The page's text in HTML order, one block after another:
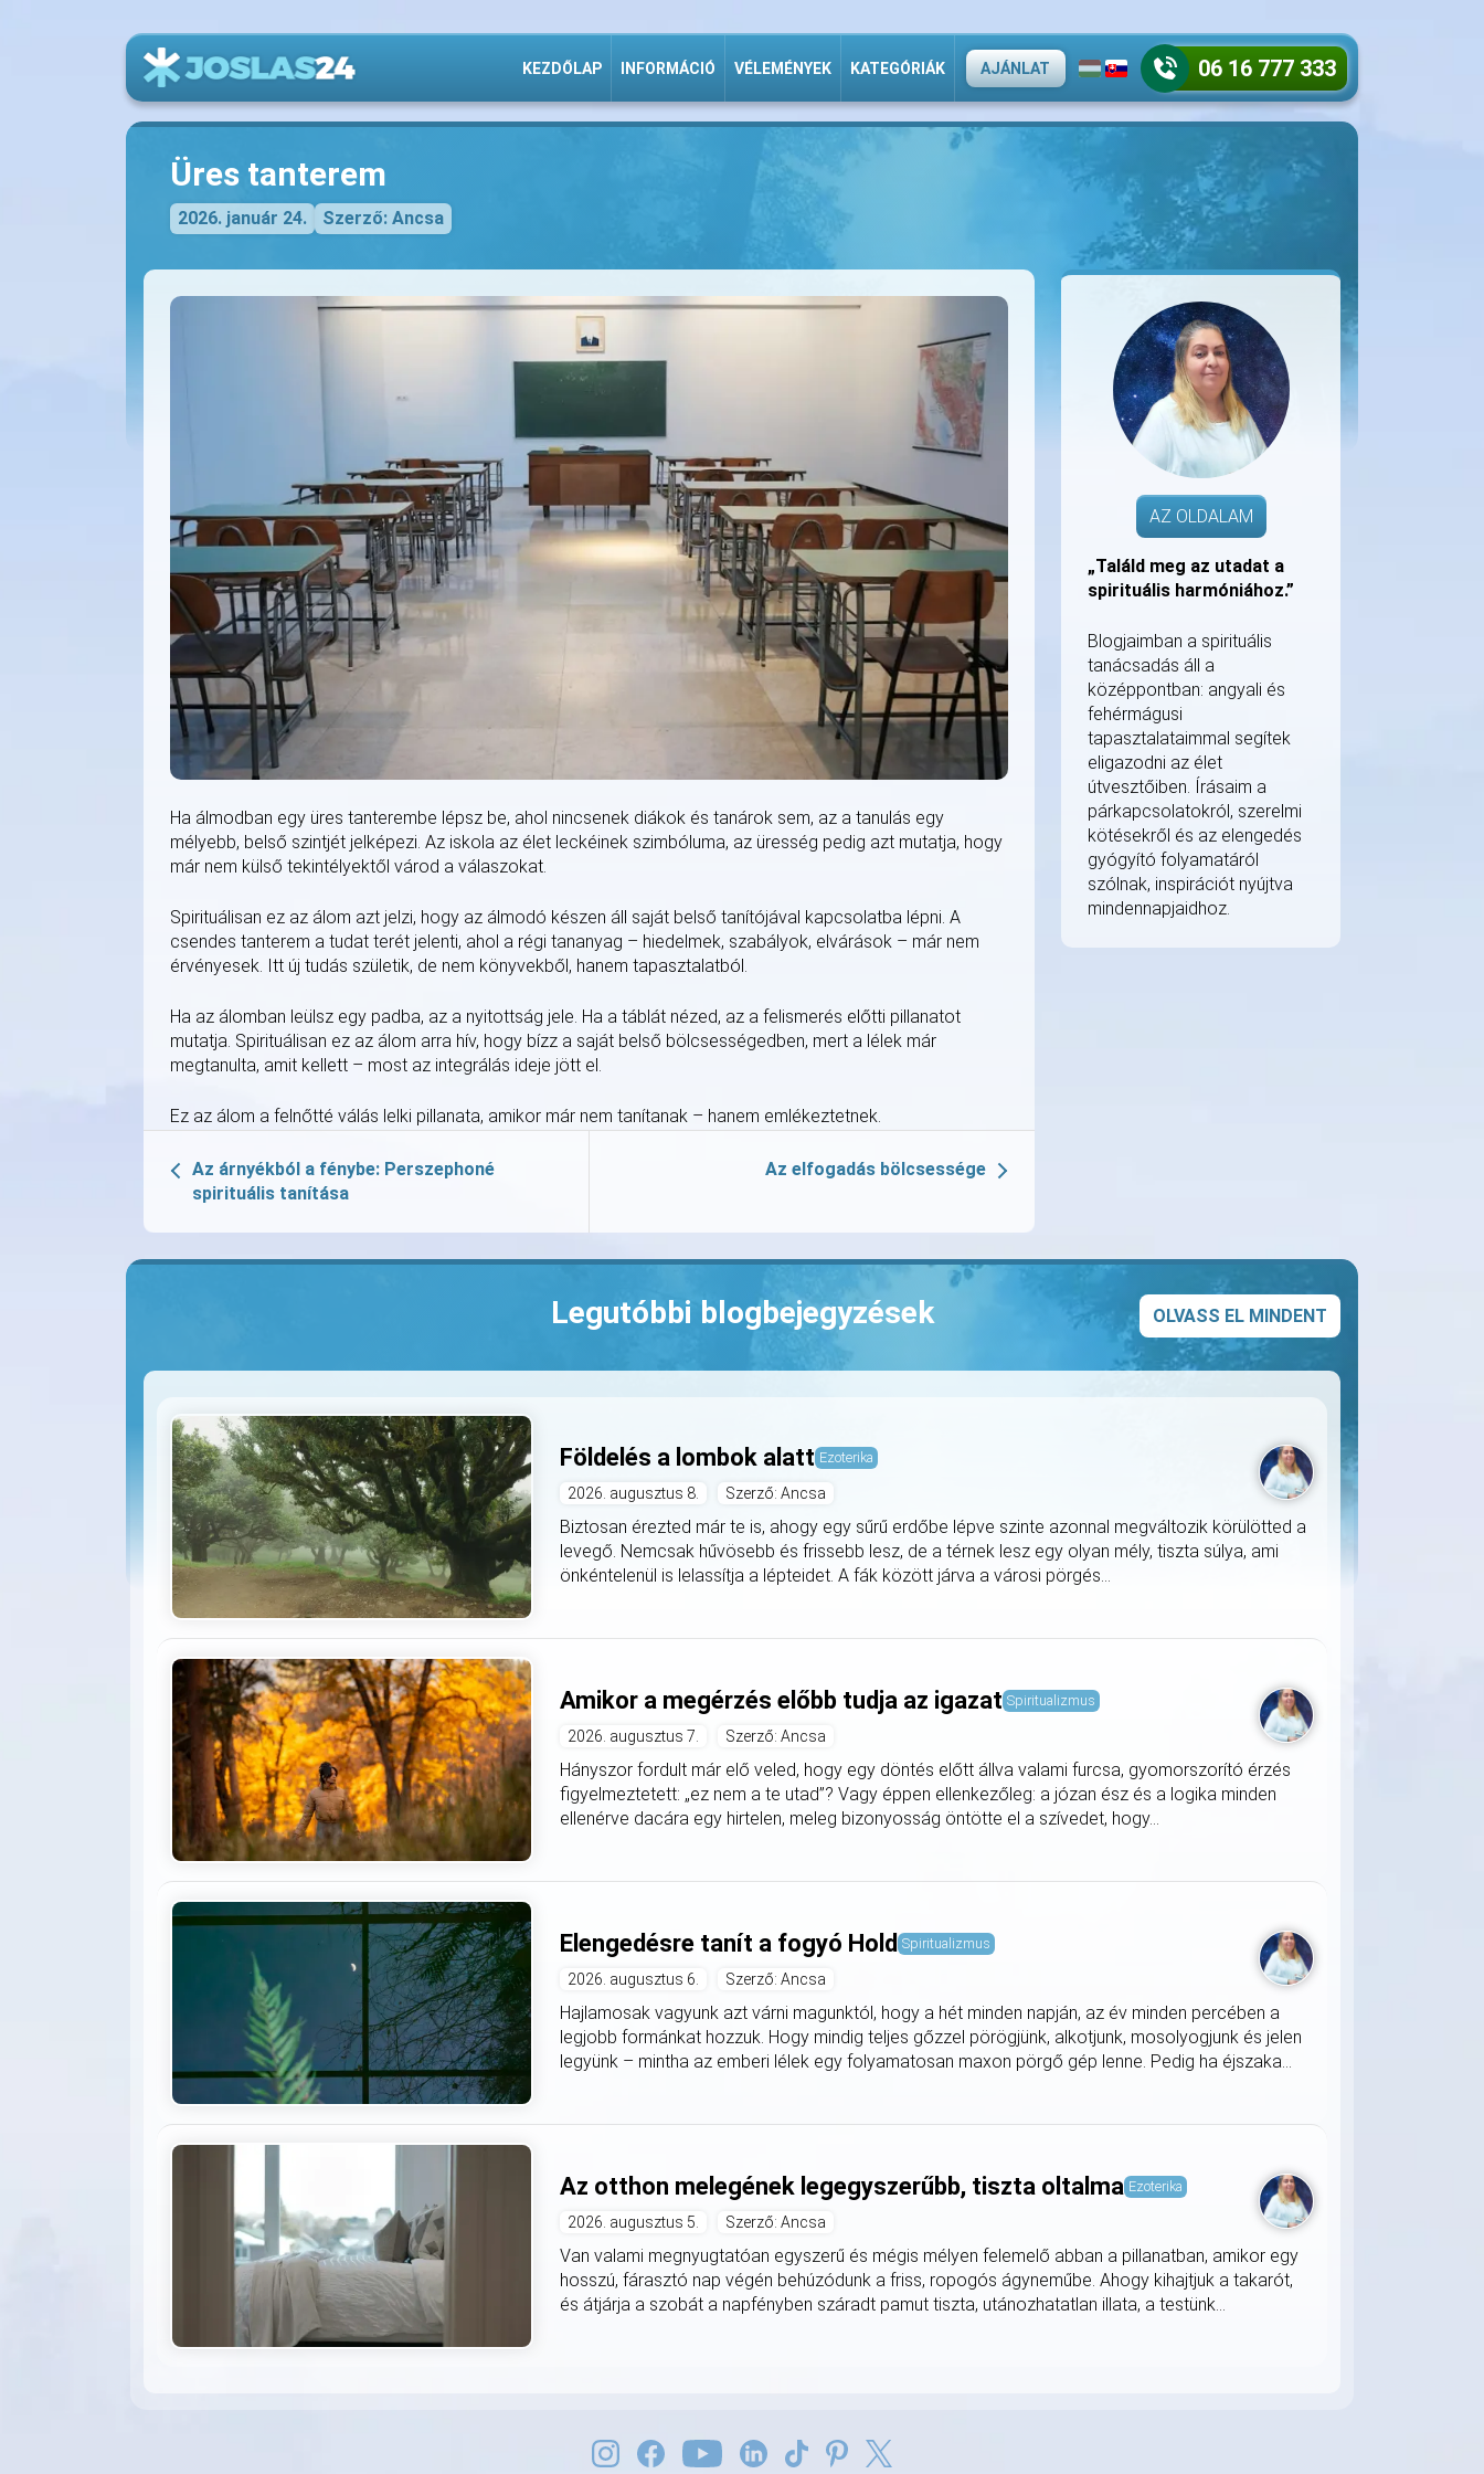
KEZDŐLAP INFORMÁCIÓ VÉLEMÉNYEK KATEGÓRIÁK AJÁNLAT 06 16 777 333
Üres tanterem
2026. január 24. Szerző: Ancsa
Ha álmodban egy üres tanterembe lépsz be, ahol nincsenek diákok és tanárok sem, az a tanulás egy
mélyebb, belső szintjét jelképezi. Az iskola az élet leckéinek szimbóluma, az üresség pedig azt mutatja, hogy
már nem külső tekintélyektől várod a válaszokat.
Spirituálisan ez az álom azt jelzi, hogy az álmodó készen áll saját belső tanítójával kapcsolatba lépni. A
csendes tanterem a tudat terét jelenti, ahol a régi tananyag – hiedelmek, szabályok, elvárások – már nem
érvényesek. Itt új tudás születik, de nem könyvekből, hanem tapasztalatból.
Ha az álomban leülsz egy padba, az a nyitottság jele. Ha a táblát nézed, az a felismerés előtti pillanatot
mutatja. Spirituálisan ez az álom arra hív, hogy bízz a saját belső bölcsességedben, mert a lélek már
megtanulta, amit kellett – most az integrálás ideje jött el.
Ez az álom a felnőtté válás lelki pillanata, amikor már nem tanítanak – hanem emlékeztetnek.
Az árnyékból a fénybe: Perszephoné
spirituális tanítása
Az elfogadás bölcsessége
AZ OLDALAM
„Találd meg az utadat a
spirituális harmóniához.”
Blogjaimban a spirituális
tanácsadás áll a
középpontban: angyali és
fehérmágusi
tapasztalataimmal segítek
eligazodni az élet
útvesztőiben. Írásaim a
párkapcsolatokról, szerelmi
kötésekről és az elengedés
gyógyító folyamatáról
szólnak, inspirációt nyújtva
mindennapjaidhoz.
Legutóbbi blogbejegyzések OLVASS EL MINDENT
Földelés a lombok alatt Ezoterika
2026. augusztus 8. Szerző: Ancsa
Biztosan érezted már te is, ahogy egy sűrű erdőbe lépve szinte azonnal megváltozik körülötted a
levegő. Nemcsak hűvösebb és frissebb lesz, de a térnek lesz egy olyan mély, tiszta súlya, ami
önkéntelenül is lelassítja a lépteidet. A fák között járva a városi pörgés...
Amikor a megérzés előbb tudja az igazat Spiritualizmus
2026. augusztus 7. Szerző: Ancsa
Hányszor fordult már elő veled, hogy egy döntés előtt állva valami furcsa, gyomorszorító érzés
figyelmeztetett: „ez nem a te utad”? Vagy éppen ellenkezőleg: a józan ész és a logika minden
ellenérve dacára egy hirtelen, meleg bizonyosság öntötte el a szívedet, hogy...
Elengedésre tanít a fogyó Hold Spiritualizmus
2026. augusztus 6. Szerző: Ancsa
Hajlamosak vagyunk azt várni magunktól, hogy a hét minden napján, az év minden percében a
legjobb formánkat hozzuk. Hogy mindig teljes gőzzel pörögjünk, alkotjunk, mosolyogjunk és jelen
legyünk – mintha az emberi lélek egy folyamatosan maxon pörgő gép lenne. Pedig ha éjszaka...
Az otthon melegének legegyszerűbb, tiszta oltalma Ezoterika
2026. augusztus 5. Szerző: Ancsa
Van valami megnyugtatóan egyszerű és mégis mélyen felemelő abban a pillanatban, amikor egy
hosszú, fárasztó nap végén behúzódunk a friss, ropogós ágyneműbe. Ahogy kihajtjuk a takarót,
és átjárja a szobát a napfényben száradt pamut tiszta, utánozhatatlan illata, a testünk...